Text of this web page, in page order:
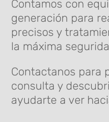
Contamos con
generación para
precisos y
la máxima
Contactanos para
consulta y
ayudarte a ver